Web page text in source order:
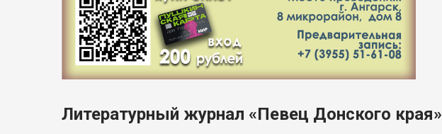
Литературный журнал «Певец Донского края»